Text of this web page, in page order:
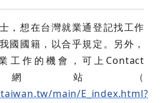
，想在台灣就業通登記找工作
國國籍，以合乎規定。另外，
工作的機會，可上Contact
網站（
main/E_index.html?